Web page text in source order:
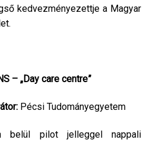
kedvezményezettje a Magyar
– „Day care centre”
Pécsi Tudományegyetem
belül pilot jelleggel nappali